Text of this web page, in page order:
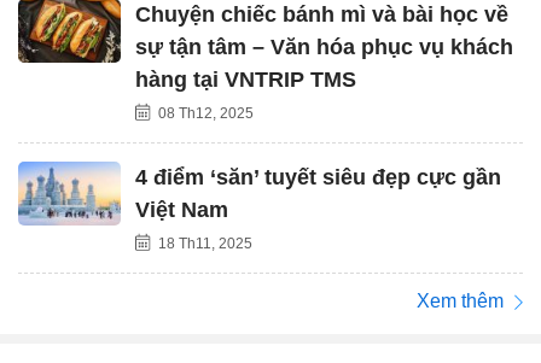
Chuyện chiếc bánh mì và bài học về
sự tận tâm – Văn hóa phục vụ khách
hàng tại VNTRIP TMS
08 Th12, 2025
4 điểm ‘săn’ tuyết siêu đẹp cực gần
Việt Nam
18 Th11, 2025
Xem thêm